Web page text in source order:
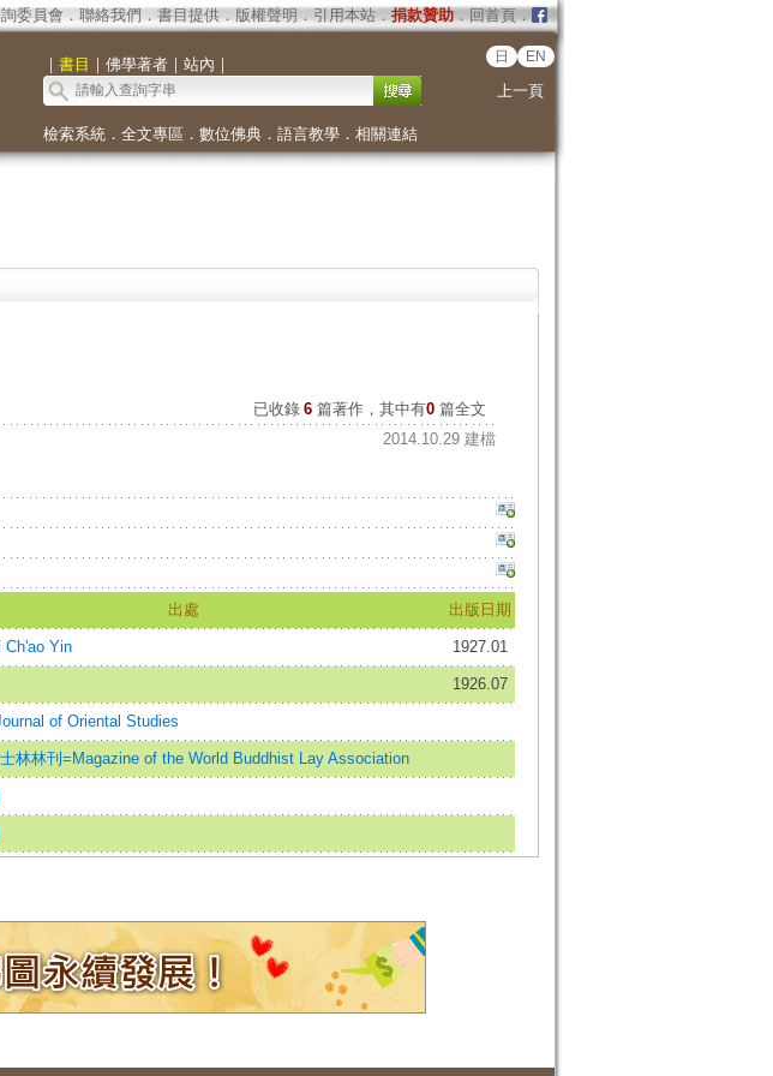
委員會． 聯絡我們 ． 書目提供． 版權聲明 ． 引用本站． 捐款贊助．回首頁．
｜ 書目 ｜ 佛學著者｜ 站內 ｜ 日 EN
上一頁
檢索系統． 全文專區 ． 數位佛典． 語言教學． 相關連結
已收錄 6 篇著作，其中有0篇全文
2014.10.29 建檔
出處 出版日期
Ch'ao Yin 1927.01
1926.07
of Oriental Studies
林林刊=Magazine of the World Buddhist Lay Association